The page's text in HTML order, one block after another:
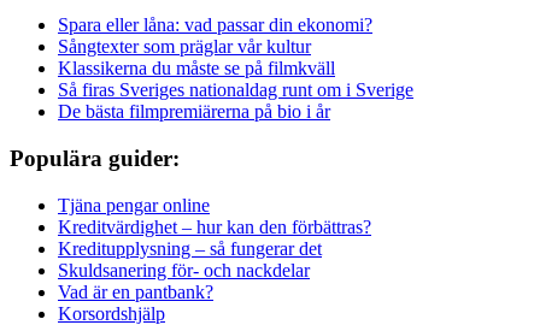
Spara eller låna: vad passar din ekonomi?
Sångtexter som präglar vår kultur
Klassikerna du måste se på filmkväll
Så firas Sveriges nationaldag runt om i Sverige
De bästa filmpremiärerna på bio i år
Populära guider:
Tjäna pengar online
Kreditvärdighet – hur kan den förbättras?
Kreditupplysning – så fungerar det
Skuldsanering för- och nackdelar
Vad är en pantbank?
Korsordshjälp